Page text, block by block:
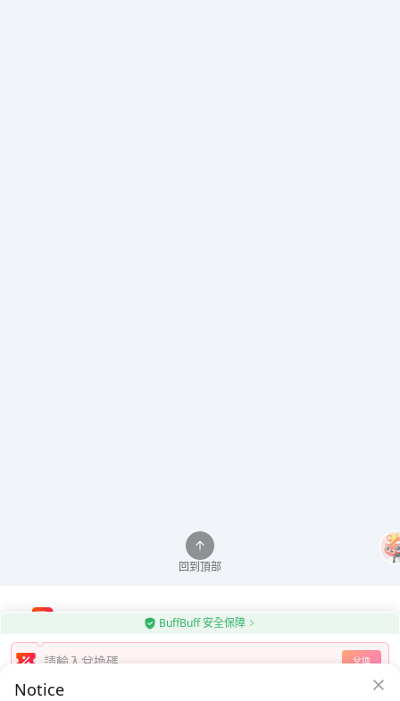
BuffBuff 安全保障
兌換
Notice
回到頂部
使用BuffBuff應用程式自動更新Android應用程式